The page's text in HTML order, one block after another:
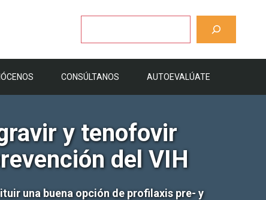
CONSÚLTANOS AUTOEVALÚATE
y tenofovir
del VIH
una buena opción de profilaxis pre- y